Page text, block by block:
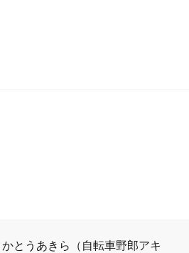
かとうあきら（自転車野郎アキ